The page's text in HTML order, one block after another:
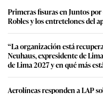
Primeras fisuras en Juntos
Robles y los entretelones del
“La organización está
Neuhaus, expresidente de
de Lima 2027 y en qué más
Aerolíneas responden a LAP